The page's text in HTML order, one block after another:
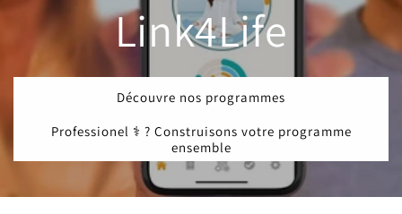
Link4Life
Découvre nos programmes
Professionel ⚕️ ? Construisons votre programme
ensemble